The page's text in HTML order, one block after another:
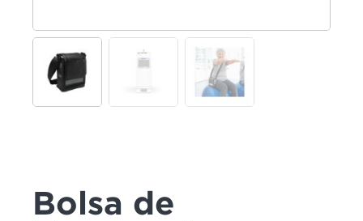
Bolsa de
Para que
mejorar la
funcionalidad
y estructura
de la web, en
base a cómo